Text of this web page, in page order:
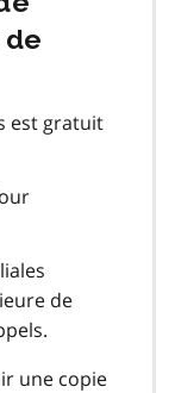
est gratuit
de
une copie